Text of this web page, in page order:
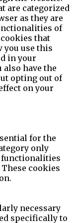
are categorized
as they are
of
that
you use this
in your
have the
opting out of
on your
for the
only
functionalities
cookies
necessary
specifically to